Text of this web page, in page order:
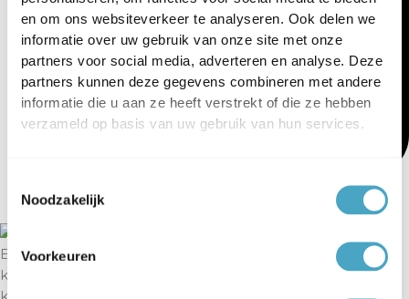
en om ons websiteverkeer te analyseren. Ook delen we
informatie over uw gebruik van onze site met onze
partners voor social media, adverteren en analyse. Deze
partners kunnen deze gegevens combineren met andere
informatie die u aan ze heeft verstrekt of die ze hebben
verzameld op basis van uw gebruik van hun services.
Noodzakelijk
Voorkeuren
13 oktober 2025
Een kind dat goed slaapt, voelt zich veilig, groeit gezond en
kan met volle energie de wereld ontdekken. Bij RIANT